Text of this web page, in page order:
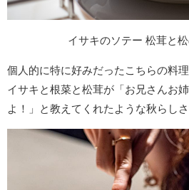
イサキのソテー 松茸と
個人的に特に好みだったこちらの料理
イサキと根菜と松茸が「お兄さんお
よ！」と教えてくれたような秋らしさ